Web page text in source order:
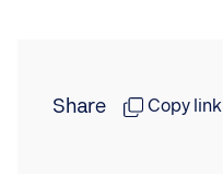
Share Copy link